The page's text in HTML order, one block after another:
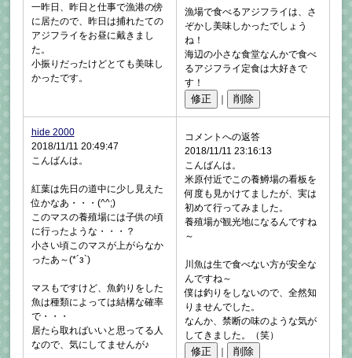
一昨日、昨日と仕事で漁港の傍
に居たので、昨日は捕れたての
アジフライをお昼に戴きまし
た。
小振りだったけどとても美味し
かったです。
漁場で食べるアジフライは、さ
ぞかし美味しかったでしょう
ね！
海辺の小さな食堂なんかで食べ
るアジフライ定食は大好きで
す！
｜
hide 2000
2018/11/11 20:49:47
こんばんは。
紅葉は先日の道中に少し見えた
位かなあ・・・(^^;)
このマスの養殖場には子供の頃
に行ったような・・・？
小さい頃このマスが上がらなか
ったあ～(*´з`)
マスもですけど、魚釣りをした
魚は種類によっては結構な確率
で・・・
居たら取ればいいと思ってる人
なので、気にしてませんが♪
コメントへの返答
2018/11/11 23:16:13
こんばんは。
米原付近でこの養鱒場の看板を
何度も見かけてましたが、実は
初めて行ってみました。
養殖場が観光地になるんですね
～
川魚は生で食べない方が安全な
んですね～
僕は釣りをしないので、全然知
りませんでした。
なんか、禁断の味のような気が
してきました。（笑）
｜